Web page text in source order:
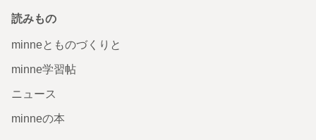
読みもの
minneとものづくりと
minne学習帖
ニュース
minneの本